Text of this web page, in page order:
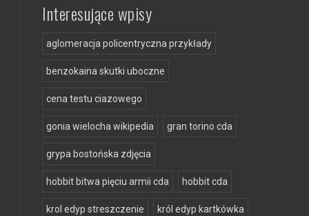
Interesujące wpisy
aglomeracja policentryczna przykłady
benzokaina skutki uboczne
cena testu ciazowego
gonia wielocha wikipedia gran torino cda
grypa bostońska zdjęcia
hobbit bitwa pięciu armii cda hobbit cda
krol edyp streszczenie król edyp kartkówka